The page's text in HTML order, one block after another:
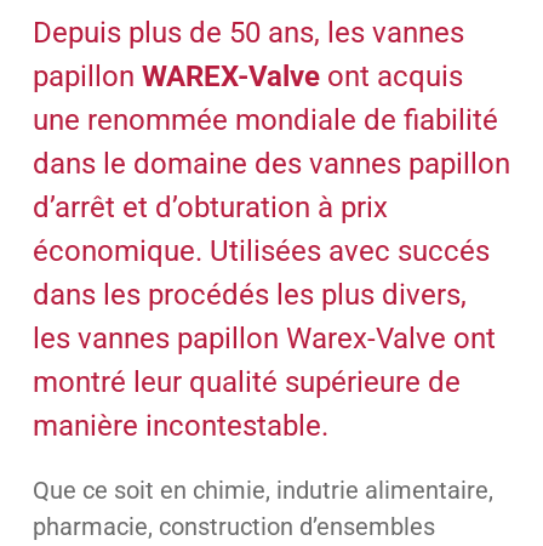
Depuis plus de 50 ans, les vannes
papillon WAREX-Valveont acquis
une renommée mondiale de fiabilité
dans le domaine des vannes papillon
d’arrêt et d’obturation à prix
économique. Utilisées avec succés
dans les procédés les plus divers,
les vannes papillon Warex-Valve ont
montré leur qualité supérieure de
manière incontestable.
Que ce soit en chimie, indutrie alimentaire,
pharmacie, construction d’ensembles